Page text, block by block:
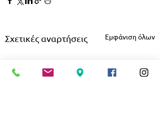
Σχετικές αναρτήσεις Εμφάνιση όλων